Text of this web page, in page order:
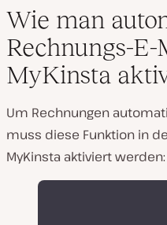
Wie man
Rechnungs-E-
MyKinsta
Um Rechnungen
muss diese Funktion in
MyKinsta aktiviert werden: